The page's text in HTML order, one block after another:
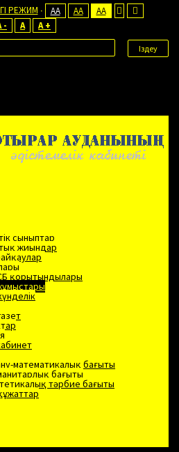
РЕЖИМ AA AA
AA
-
A A +
Іздеу
сыныптар
жиындар
қорытындылары
математикалық бағыты
бағыты
тәрбие бағыты